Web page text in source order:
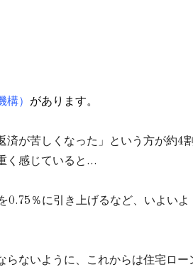
構） があります。
が苦しくなった」という方が約4
く感じていると…
0.75％に引き上げるなど、いよい
ないように、これからは住宅ロー